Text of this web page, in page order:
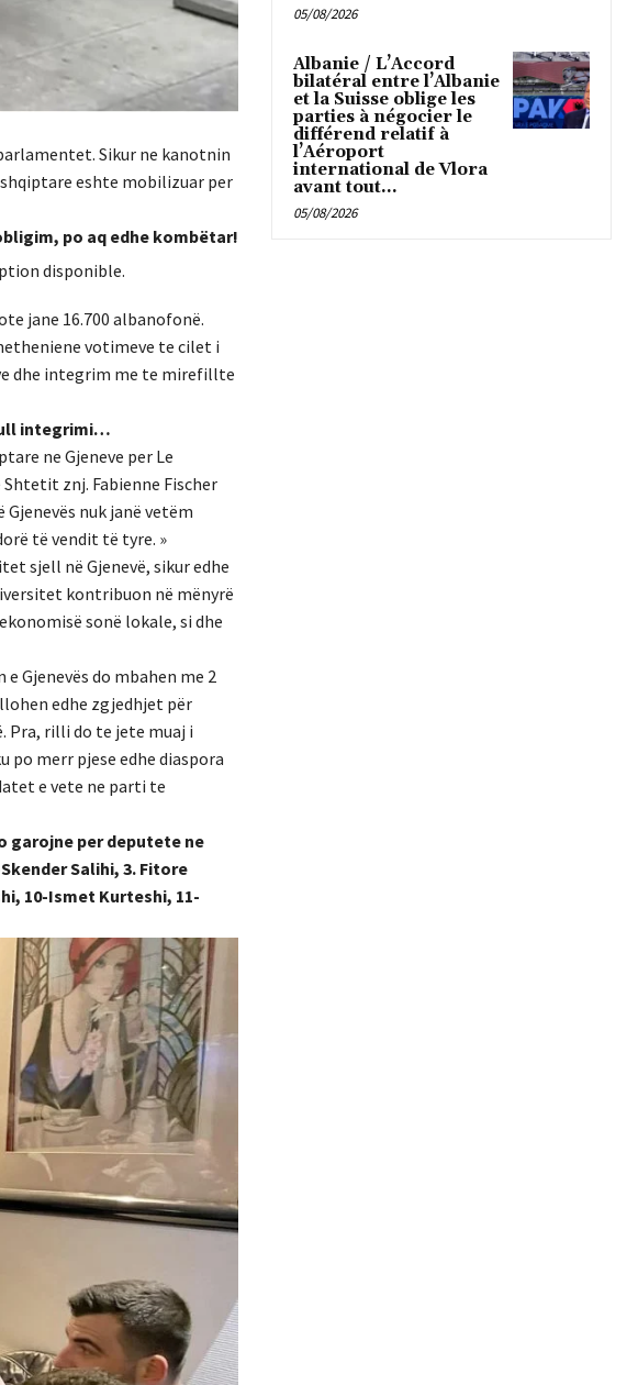
Sikur ne kanotnin
eshte mobilizuar per
po aq edhe kombëtar!
jane 16.700 albanofonë.
votimeve te cilet i
dhe integrim me te mirefillte
integrimi…
ne Gjeneve per Le
znj. Fabienne Fischer
nuk janë vetëm
të vendit të tyre. »
sjell në Gjenevë, sikur edhe
kontribuon në mënyrë
sonë lokale, si dhe
Gjenevës do mbahen me 2
edhe zgjedhjet për
Pra, rilli do te jete muaj i
po merr pjese edhe diaspora
e vete ne parti te
garojne per deputete ne
Salihi, 3. Fitore
10-Ismet Kurteshi, 11-
05/08/2026
Albanie / L’Accord
bilatéral entre l’Albanie
et la Suisse oblige les
parties à négocier le
différend relatif à
l’Aéroport
international de Vlora
avant tout...
05/08/2026